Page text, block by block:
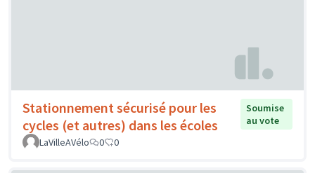
Stationnement sécurisé pour les
cycles (et autres) dans les écoles
Soumise
au vote
LaVilleAVélo
0 0